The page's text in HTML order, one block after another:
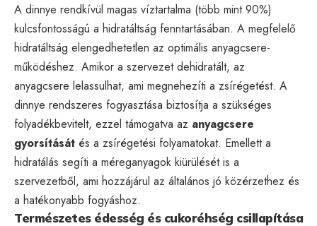
A dinnye rendkívül magas víztartalma (több mint 90%)
kulcsfontosságú a hidratáltság fenntartásában. A megfelelő
hidratáltság elengedhetetlen az optimális anyagcsere-
működéshez. Amikor a szervezet dehidratált, az
anyagcsere lelassulhat, ami megnehezíti a zsírégetést. A
dinnye rendszeres fogyasztása biztosítja a szükséges
folyadékbevitelt, ezzel támogatva az anyagcsere
gyorsítását és a zsírégetési folyamatokat. Emellett a
hidratálás segíti a méreganyagok kiürülését is a
szervezetből, ami hozzájárul az általános jó közérzethez és
a hatékonyabb fogyáshoz.
Természetes édesség és cukoréhség csillapítása